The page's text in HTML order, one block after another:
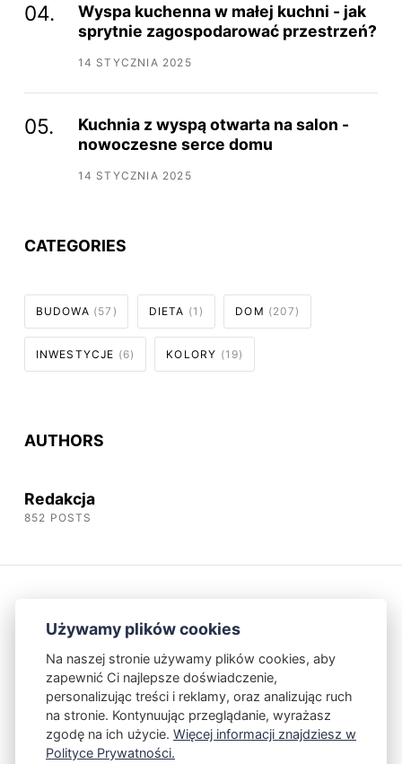
Wyspa kuchenna w małej kuchni - jak
sprytnie zagospodarować przestrzeń?
14 STYCZNIA 2025
Kuchnia z wyspą otwarta na salon -
nowoczesne serce domu
14 STYCZNIA 2025
CATEGORIES
BUDOWA (57) DIETA (1) DOM (207)
INWESTYCJE (6) KOLORY (19)
AUTHORS
Redakcja
852 POSTS
Kontakt Polityka Prywatności
Powered by Publii
Używamy plików cookies
Na naszej stronie używamy plików cookies, aby
zapewnić Ci najlepsze doświadczenie,
personalizując treści i reklamy, oraz analizując ruch
na stronie. Kontynuując przeglądanie, wyrażasz
zgodę na ich użycie. Więcej informacji znajdziesz w
Polityce Prywatności.